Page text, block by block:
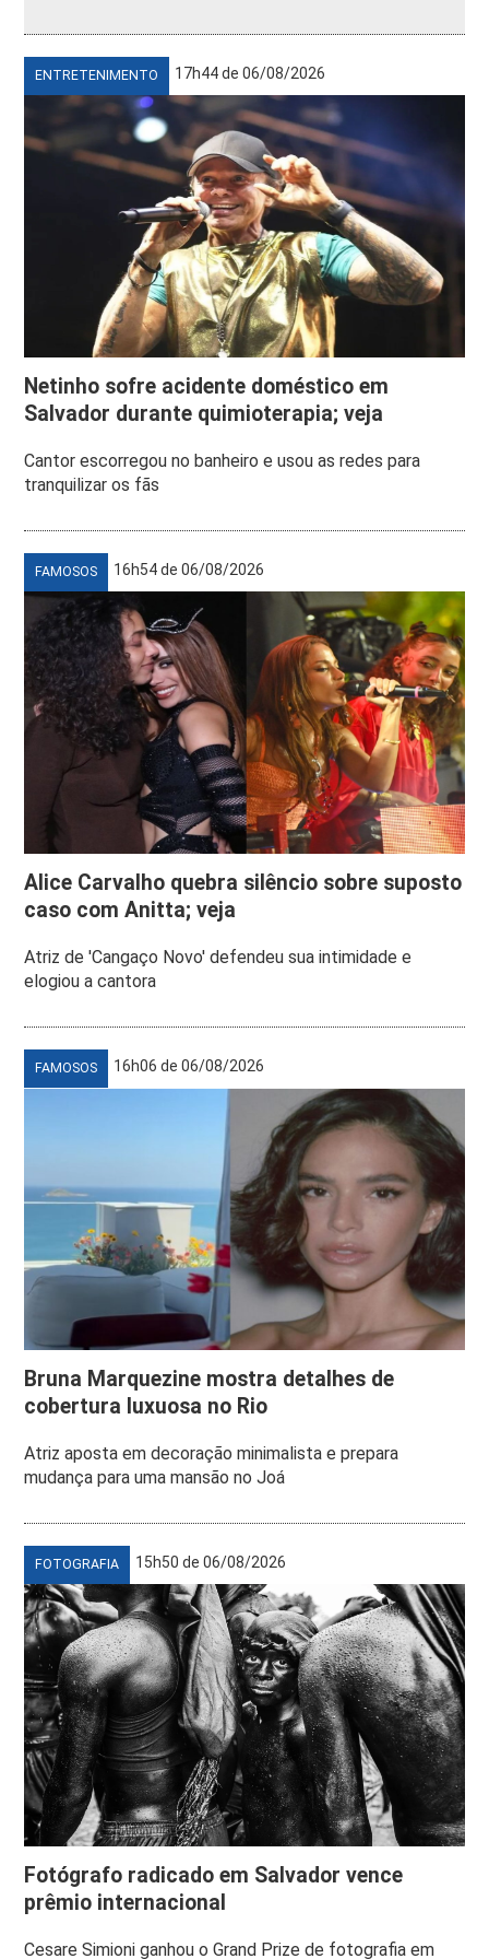
ENTRETENIMENTO 17h44 de 06/08/2026
Netinho sofre acidente doméstico em
Salvador durante quimioterapia; veja
Cantor escorregou no banheiro e usou as redes para
tranquilizar os fãs
FAMOSOS 16h54 de 06/08/2026
Alice Carvalho quebra silêncio sobre suposto
caso com Anitta; veja
Atriz de 'Cangaço Novo' defendeu sua intimidade e
elogiou a cantora
FAMOSOS 16h06 de 06/08/2026
Bruna Marquezine mostra detalhes de
cobertura luxuosa no Rio
Atriz aposta em decoração minimalista e prepara
mudança para uma mansão no Joá
FOTOGRAFIA 15h50 de 06/08/2026
Fotógrafo radicado em Salvador vence
prêmio internacional
Cesare Simioni ganhou o Grand Prize de fotografia em